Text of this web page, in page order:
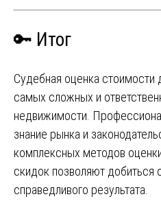
🔑 Итог
Судебная оценка стоимости
самых сложных и
недвижимости.
знание рынка и
комплексных методов
скидок позволяют добиться
справедливого результата.